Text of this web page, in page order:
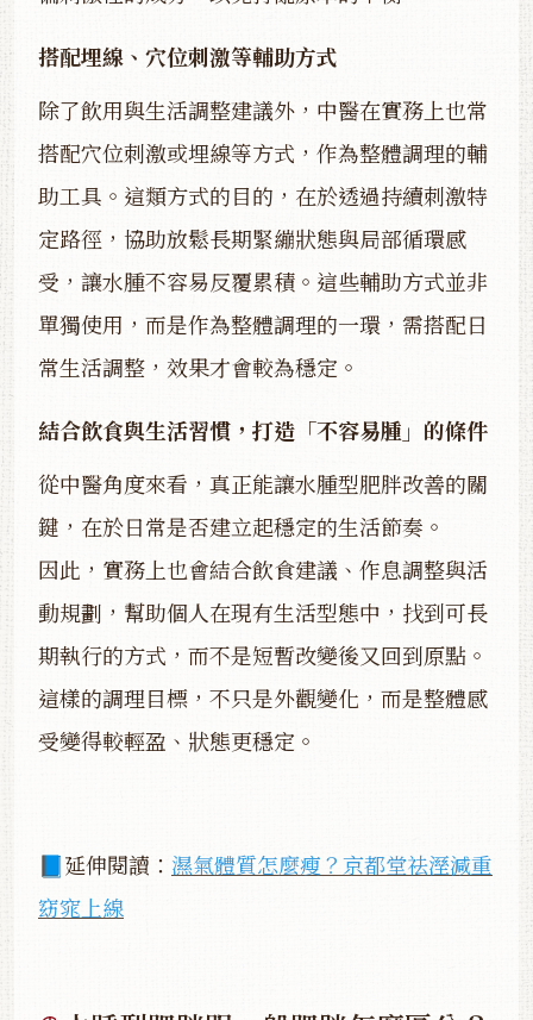
搭配埋線、穴位刺激等輔助方式
除了飲用與生活調整建議外，中醫在實務上也常
搭配穴位刺激或埋線等方式，作為整體調理的輔
助工具。這類方式的目的，在於透過持續刺激特
定路徑，協助放鬆長期緊繃狀態與局部循環感
受，讓水腫不容易反覆累積。這些輔助方式並非
單獨使用，而是作為整體調理的一環，需搭配日
常生活調整，效果才會較為穩定。
結合飲食與生活習慣，打造「不容易腫」的條件
從中醫角度來看，真正能讓水腫型肥胖改善的關
鍵，在於日常是否建立起穩定的生活節奏。
因此，實務上也會結合飲食建議、作息調整與活
動規劃，幫助個人在現有生活型態中，找到可長
期執行的方式，而不是短暫改變後又回到原點。
這樣的調理目標，不只是外觀變化，而是整體感
受變得較輕盈、狀態更穩定。
📘延伸閱讀： 濕氣體質怎麼瘦？京都堂祛溼減重
窈窕上線